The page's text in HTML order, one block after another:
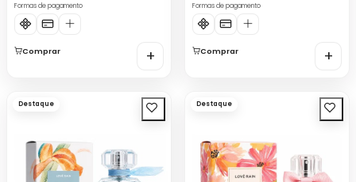
Formas de pagamento
Comprar +
Formas de pagamento
Comprar +
Destaque Destaque